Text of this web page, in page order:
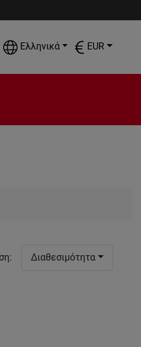
Ελληνικά EUR
: Διαθεσιμότητα